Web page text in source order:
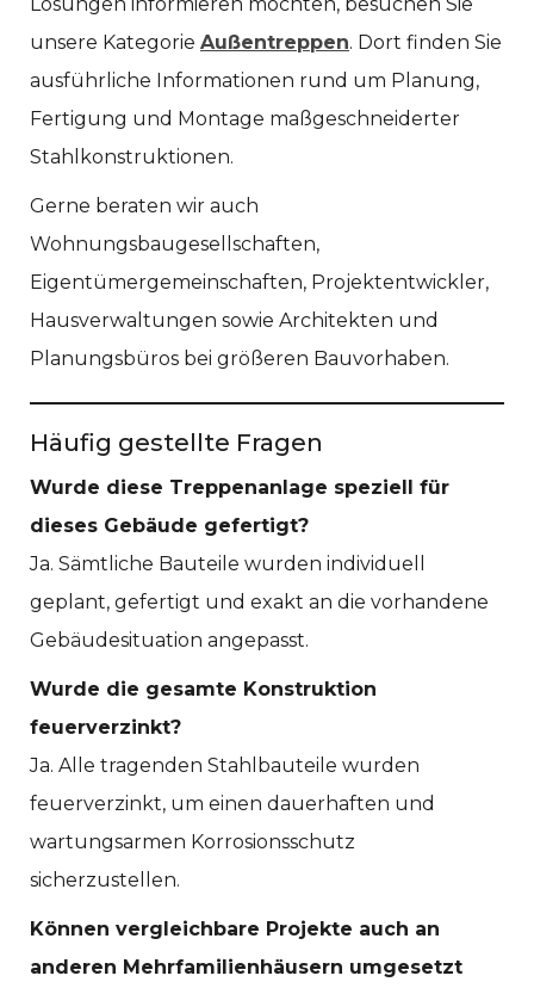
unsere Kategorie Außentreppen. Dort finden Sie
ausführliche Informationen rund um Planung,
Fertigung und Montage maßgeschneiderter
Stahlkonstruktionen.
Gerne beraten wir auch
Wohnungsbaugesellschaften,
Eigentümergemeinschaften, Projektentwickler,
Hausverwaltungen sowie Architekten und
Planungsbüros bei größeren Bauvorhaben.
Häufig gestellte Fragen
Wurde diese Treppenanlage speziell für
dieses Gebäude gefertigt?
Ja. Sämtliche Bauteile wurden individuell
geplant, gefertigt und exakt an die vorhandene
Gebäudesituation angepasst.
Wurde die gesamte Konstruktion
feuerverzinkt?
Ja. Alle tragenden Stahlbauteile wurden
feuerverzinkt, um einen dauerhaften und
wartungsarmen Korrosionsschutz
sicherzustellen.
Können vergleichbare Projekte auch an
anderen Mehrfamilienhäusern umgesetzt